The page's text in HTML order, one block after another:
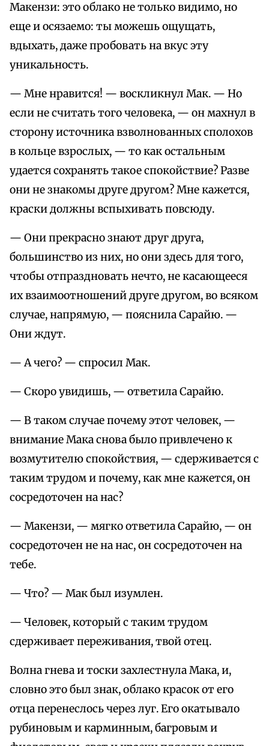
Макензи: это облако не только видимо, но
еще и осязаемо: ты можешь ощущать,
вдыхать, даже пробовать на вкус эту
уникальность.
— Мне нравится! — воскликнул Мак. — Но
если не считать того человека, — он махнул в
сторону источника взволнованных сполохов
в кольце взрослых, — то как остальным
удается сохранять такое спокойствие? Разве
они не знакомы друге другом? Мне кажется,
краски должны вспыхивать повсюду.
— Они прекрасно знают друг друга,
большинство из них, но они здесь для того,
чтобы отпраздновать нечто, не касающееся
их взаимоотношений друге другом, во всяком
случае, напрямую, — пояснила Сарайю. —
Они ждут.
— А чего? — спросил Мак.
— Скоро увидишь, — ответила Сарайю.
— В таком случае почему этот человек, —
внимание Мака снова было привлечено к
возмутителю спокойствия, — сдерживается с
таким трудом и почему, как мне кажется, он
сосредоточен на нас?
— Макензи, — мягко ответила Сарайю, — он
сосредоточен не на нас, он сосредоточен на
тебе.
— Что? — Мак был изумлен.
— Человек, который с таким трудом
сдерживает переживания, твой отец.
Волна гнева и тоски захлестнула Мака, и,
словно это был знак, облако красок от его
отца перенеслось через луг. Его окатывало
рубиновым и карминным, багровым и